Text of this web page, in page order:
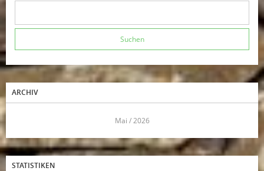
ARCHIV
Mai / 2026
STATISTIKEN